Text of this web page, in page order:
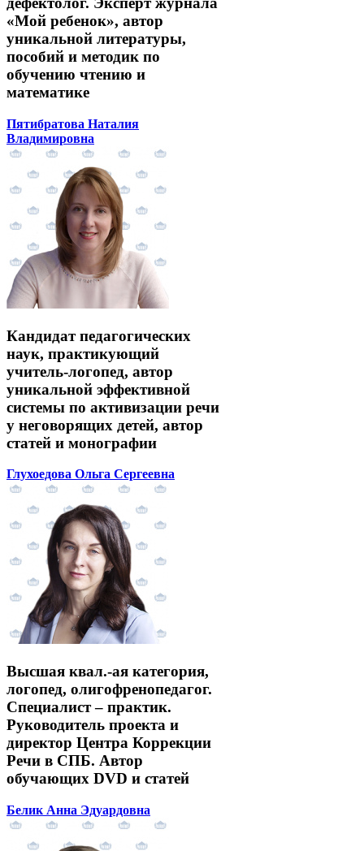
«Мой ребенок», автор
уникальной литературы,
пособий и методик по
обучению чтению и
математике
Пятибратова Наталия
Владимировна
Кандидат педагогических
наук, практикующий
учитель-логопед, автор
уникальной эффективной
системы по активизации речи
у неговорящих детей, автор
статей и монографии
Глухоедова Ольга Сергеевна
Высшая квал.-ая категория,
логопед, олигофренопедагог.
Специалист – практик.
Руководитель проекта и
директор Центра Коррекции
Речи в СПБ. Автор
обучающих DVD и статей
Белик Анна Эдуардовна